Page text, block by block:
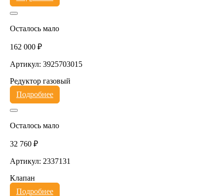
Осталось мало
162 000 ₽
Артикул: 3925703015
Редуктор газовый
Подробнее
Осталось мало
32 760 ₽
Артикул: 2337131
Клапан
Подробнее